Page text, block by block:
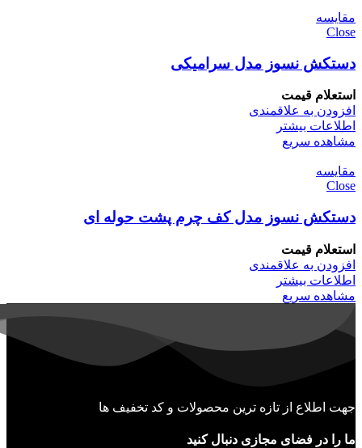
مقایسه
Close
دستکش نسوز مدل سرامیکی
استعلام قیمت
افزودن به علاقمندی
اطلاعات بیشتر
مشاهده سریع
مقایسه
Close
دستکش نسوز مدل کف چرم پشت حوله ای
استعلام قیمت
افزودن به علاقمندی
اطلاعات بیشتر
مشاهده سریع
جهت اطلاع از تازه ترین محصولات و کد تخفیف ها
ما را در فضای مجازی دنبال کنید